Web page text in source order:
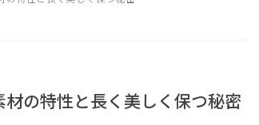
の特性と長く美しく保つ秘密